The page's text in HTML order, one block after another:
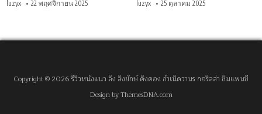
luzyx 22 พฤศจิกายน 2025 luzyx 25 ตุลาคม 2025
Copyright © 2026 รีวิวหนังแนว ลิง ลิงยักษ์ คิงคอง กำเนิดวานร กอริลล่า ชิมแพนซี
Design by ThemesDNA.com